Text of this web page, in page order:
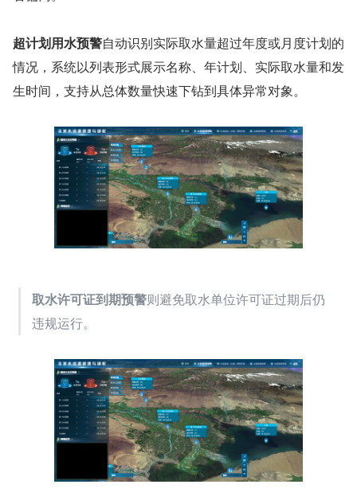
超计划用水预警自动识别实际取水量超过年度或月度计划的
情况，系统以列表形式展示名称、年计划、实际取水量和发
生时间，支持从总体数量快速下钻到具体异常对象。
取水许可证到期预警则避免取水单位许可证过期后仍
违规运行。